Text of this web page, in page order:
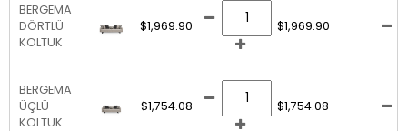
BERGEMA
DÖRTLÜ
KOLTUK
$1,969.90 $1,969.90
BERGEMA
ÜÇLÜ
KOLTUK
$1,754.08 $1,754.08